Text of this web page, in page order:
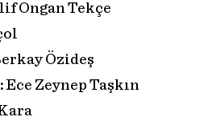
Ongan Tekçe
Özideş
Ece Zeynep Taşkın